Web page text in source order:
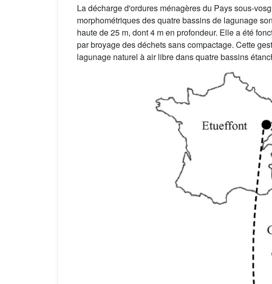
La décharge d'ordures ménagères du Pays sous-
morphométriques des quatre bassins de lagunage
haute de 25 m, dont 4 m en profondeur. Elle a été
par broyage des déchets sans compactage. Cette
lagunage naturel à air libre dans quatre bassins